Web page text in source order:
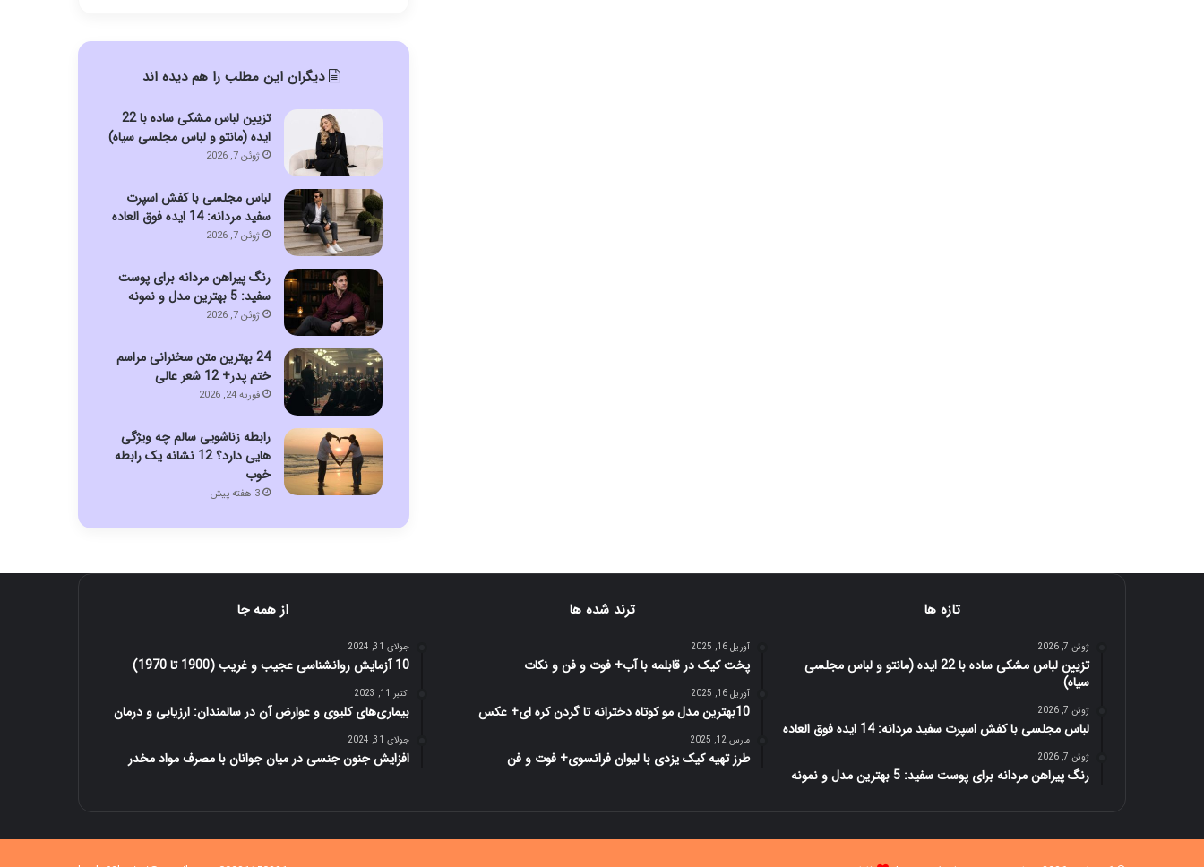
دیگران این مطلب را هم دیده اند
تزیین لباس مشکی ساده با 22
ایده (مانتو و لباس مجلسی سیاه)
ژوئن 7, 2026
لباس مجلسی با کفش اسپرت
سفید مردانه: 14 ایده فوق العاده
ژوئن 7, 2026
رنگ پیراهن مردانه برای پوست
سفید: 5 بهترین مدل و نمونه
ژوئن 7, 2026
24 بهترین متن سخنرانی مراسم
ختم پدر+ 12 شعر عالی
فوریه 24, 2026
رابطه زناشویی سالم چه ویژگی
هایی دارد؟ 12 نشانه یک رابطه
خوب
3 هفته پیش
تازه ها
ژوئن 7, 2026
تزیین لباس مشکی ساده با 22 ایده (مانتو و لباس مجلسی
سیاه)
ژوئن 7, 2026
لباس مجلسی با کفش اسپرت سفید مردانه: 14 ایده فوق العاده
ژوئن 7, 2026
رنگ پیراهن مردانه برای پوست سفید: 5 بهترین مدل و نمونه
ترند شده ها
آوریل 16, 2025
پخت کیک در قابلمه با آب+ فوت و فن و نکات
آوریل 16, 2025
10بهترین مدل مو کوتاه دخترانه تا گردن کره ای+ عکس
مارس 12, 2025
طرز تهیه کیک یزدی با لیوان فرانسوی+ فوت و فن
از همه جا
جولای 31, 2024
10 آزمایش روانشناسی عجیب و غریب (1900 تا 1970)
اکتبر 11, 2023
بیماری‌های کلیوی و عوارض آن در سالمندان: ارزیابی و درمان
جولای 31, 2024
افزایش جنون جنسی در میان جوانان با مصرف مواد مخدر